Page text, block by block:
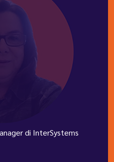
di InterSystems